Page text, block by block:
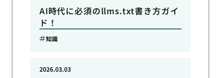
AI時代に必須のllms.txt書き方ガイ
ド！
知識
2026.03.03